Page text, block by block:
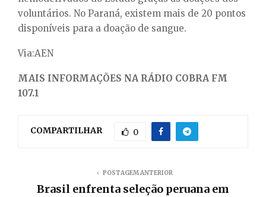
voluntários. No Paraná, existem mais de 20 pontos
disponíveis para a doação de sangue.
Via:AEN
MAIS INFORMAÇÕES NA RÁDIO COBRA FM
107.1
COMPARTILHAR 0
POSTAGEM ANTERIOR
Brasil enfrenta seleção peruana em